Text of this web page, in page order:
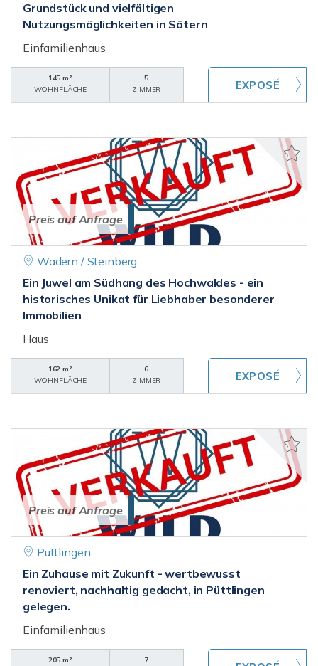
Grundstück und vielfältigen
Nutzungsmöglichkeiten in Sötern
Einfamilienhaus
145 m²
WOHNFLÄCHE
5
ZIMMER
Preis auf Anfrage
Wadern / Steinberg
Ein Juwel am Südhang des Hochwaldes - ein
historisches Unikat für Liebhaber besonderer
Immobilien
Haus
162 m²
WOHNFLÄCHE
6
ZIMMER
Preis auf Anfrage
Püttlingen
Ein Zuhause mit Zukunft - wertbewusst
renoviert, nachhaltig gedacht, in Püttlingen
gelegen.
Einfamilienhaus
205 m²
7